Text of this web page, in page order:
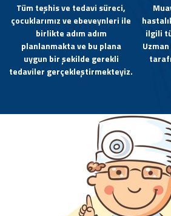
Tüm teşhis ve tedavi süreci,
çocuklarımız ve ebeveynleri ile
birlikte adım adım
planlanmakta ve bu plana
uygun bir şekilde gerekli
tedaviler gerçekleştirmekteyiz.
ilgili